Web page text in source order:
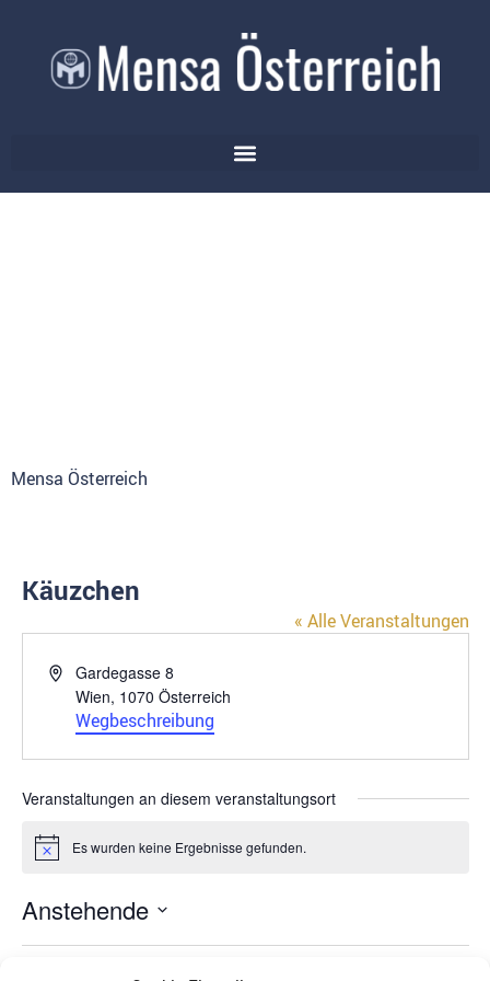
Mensa Österreich
Käuzchen
« Alle Veranstaltungen
AdresseGardegasse 8
Wien, 1070 Österreich
Wegbeschreibung
Veranstaltungen an diesem veranstaltungsort
HinweisEs wurden keine Ergebnisse gefunden.
Anstehende
wählen.